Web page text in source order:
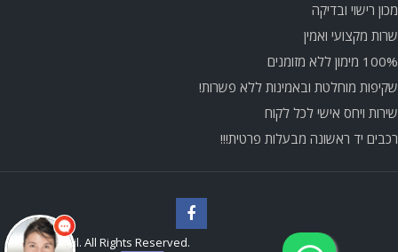
מכון רישוי ובדיקה
שרות מקצועי ואמין
100% מימון ללא מזומנים
שקיפות מוחלטת ובאמינות ללא פשרות!
שירות ויחס אישי לכל לקוח
רכבים יד ראשונה מבעלות פרטית!!!
©tntnet.co.il. All Rights Reserved.